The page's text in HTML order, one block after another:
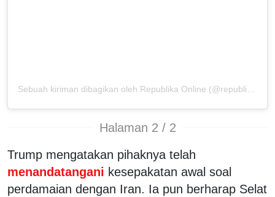
Sebuah kiriman dibagikan oleh Republika Online (@republikaonline)
Halaman 2 / 2
Trump mengatakan pihaknya telah
menandatangani kesepakatan awal soal
perdamaian dengan Iran. Ia pun berharap Selat